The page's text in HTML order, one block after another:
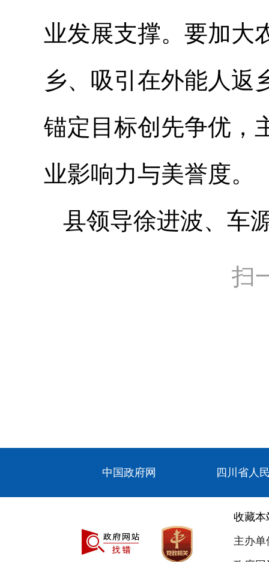
业发展支撑。要加大
乡、吸引在外能人返
锚定目标创先争优，
业影响力与美誉度。
县领导徐进波、车
扫
中国政府网 四川省人
收藏本
主办